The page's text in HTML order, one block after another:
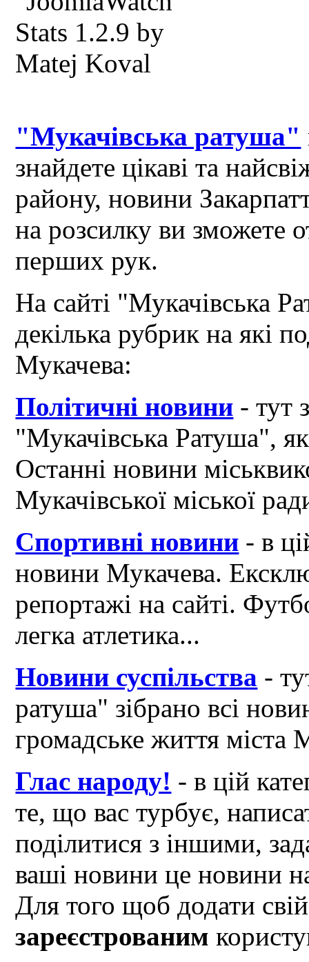
"Мукачівська ратуша"
знайдете цікаві та
району, новини
на розсилку ви зможете
перших рук.
На сайті "Мукачівська
декілька рубрик на які
Мукачева:
Політичні новини - тут
"Мукачівська Ратуша",
Останні новини
Мукачівської міської
Спортивні новини - в
новини Мукачева.
репортажі на сайті.
легка атлетика...
Новини суспільства -
ратуша" зібрано всі
громадське життя міста
Глас народу! - в цій
те, що вас турбує,
поділитися з іншими,
ваші новини це новини
Для того щоб додати
зареєстрованим